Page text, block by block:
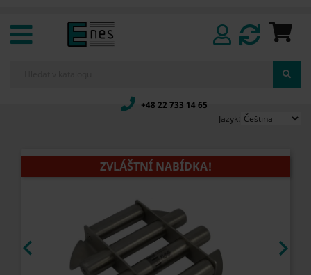
+48 22 733 14 65
Jazyk:
ZVLÁŠTNÍ NABÍDKA!
 